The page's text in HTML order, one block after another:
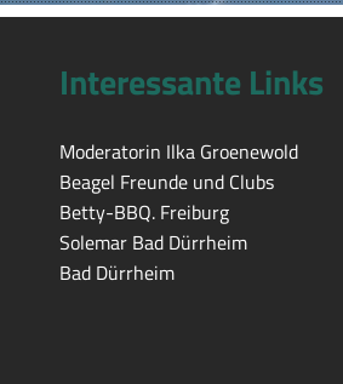
Interessante Links
Moderatorin Ilka Groenewold
Beagel Freunde und Clubs
Betty-BBQ. Freiburg
Solemar Bad Dürrheim
Bad Dürrheim